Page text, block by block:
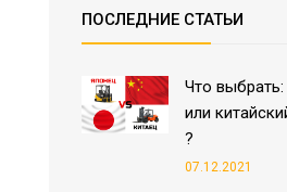
ПОСЛЕДНИЕ СТАТЬИ
Что
или
?
07.12.2021